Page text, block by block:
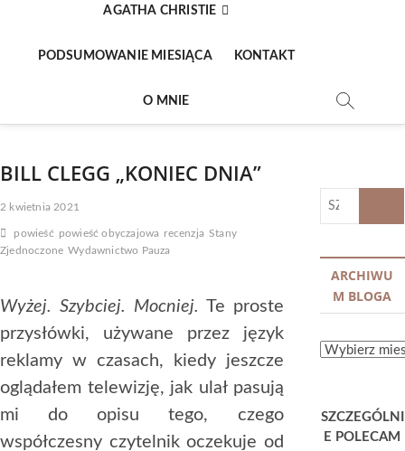
AGATHA CHRISTIE
PODSUMOWANIE MIESIĄCA KONTAKT
O MNIE
BILL CLEGG „KONIEC DNIA”
2 kwietnia 2021
powieść powieść obyczajowa recenzja Stany
Zjednoczone Wydawnictwo Pauza
Wyżej. Szybciej. Mocniej. Te proste
przysłówki, używane przez język
reklamy w czasach, kiedy jeszcze
oglądałem telewizję, jak ulał pasują
mi do opisu tego, czego
współczesny czytelnik oczekuje od
ARCHIWU
M BLOGA
ARCHIWUM
SZCZEGÓLNI
E POLECAM